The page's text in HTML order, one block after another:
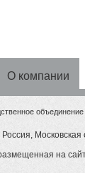
О компании
на